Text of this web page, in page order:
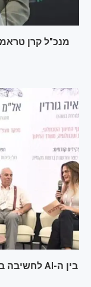
מנכ"ל קרן
בין ה-AI לחשיבה ביקורתית: איך נראית הכשרת דור העתיד